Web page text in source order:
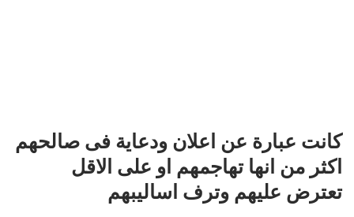
كانت عبارة عن اعلان ودعاية فى صالحهم
اكثر من انها تهاجمهم او على الاقل
تعترض عليهم وترف اساليبهم